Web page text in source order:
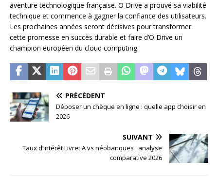
aventure technologique française. O Drive a prouvé sa viabilité
technique et commence à gagner la confiance des utilisateurs.
Les prochaines années seront décisives pour transformer
cette promesse en succès durable et faire d’O Drive un
champion européen du cloud computing.
PRÉCÉDENT
Déposer un chèque en ligne : quelle app choisir en
2026
SUIVANT
Taux d’intérêt Livret A vs néobanques : analyse
comparative 2026